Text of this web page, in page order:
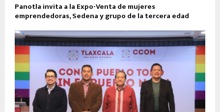
Panotla invita a la Expo-Venta de mujeres
emprendedoras, Sedena y grupo de la tercera edad